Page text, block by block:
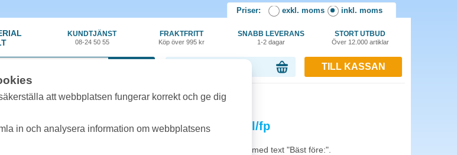
Priser: exkl. moms inkl. moms
KUNDTJÄNST
08-24 50 55
FRAKTFRITT
Köp över 995 kr
SNABB LEVERANS
1-2 dagar
STORT UTBUD
Över 12.000 artiklar
TILL KASSAN
»Etikett Bäst före 26x12 G2 vit 36rl/fp
Etikett Bäst före 26x12 G2 vit 36rl/fp
Självhäftande permanenta prismärkningsetiketter med text "Bäst före:".
att webbplatsen fungerar korrekt och ge dig
in och analysera information om webbplatsens